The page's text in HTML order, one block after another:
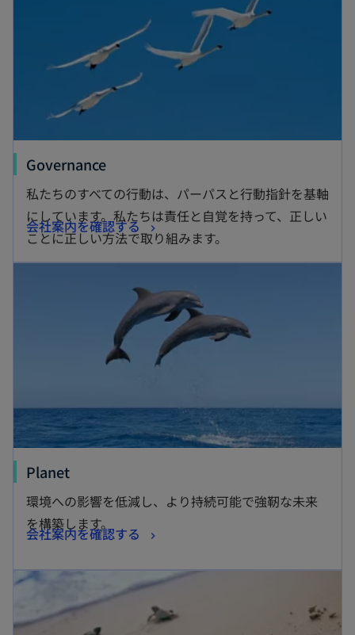
開
Governance新
し
い
タ
ブ
く
私たちのすべての行動は、パーパスと行動指針を基軸
にしています。私たちは責任と自覚を持って、正しい
ことに正しい方法で取り組みます。
会社案内を確認する
新
し
い
タ
ブ
で
開
Planet新
し
い
タ
開
環境への影響を低減し、より持続可能で強靭な未来
を構築します。
会社案内を確認する
い
ブ
新しいタブで開く
新しいタブで開く